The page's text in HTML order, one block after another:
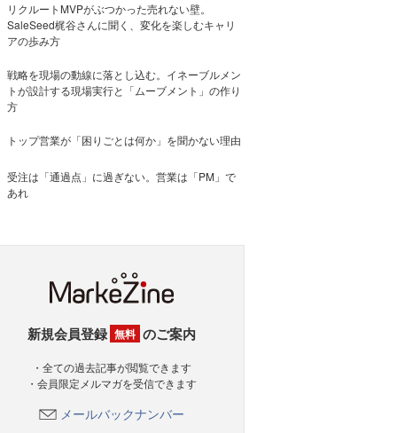
リクルートMVPがぶつかった売れない壁。
SaleSeed梶谷さんに聞く、変化を楽しむキャリ
アの歩み方
戦略を現場の動線に落とし込む。イネーブルメン
トが設計する現場実行と「ムーブメント」の作り
方
トップ営業が「困りごとは何か」を聞かない理由
受注は「通過点」に過ぎない。営業は「PM」で
あれ
新規会員登録 無料 のご案内
・全ての過去記事が閲覧できます
・会員限定メルマガを受信できます
メールバックナンバー